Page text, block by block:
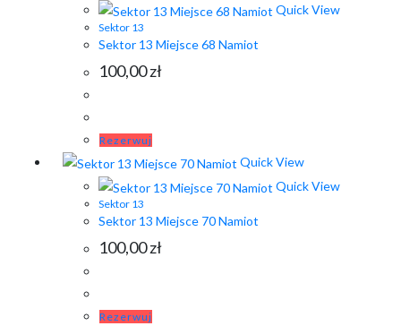
Quick View
Sektor 13
Sektor 13 Miejsce 68 Namiot
100,00zł
Rezerwuj
Quick View
Quick View
Sektor 13
Sektor 13 Miejsce 70 Namiot
100,00zł
Rezerwuj